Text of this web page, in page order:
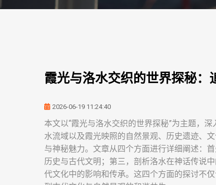
霞光与洛水交织的世界探秘
2026-06-19 11:24:40
本文以“霞光与洛水交织的世界探秘”为主题，
水流域以及霞光映照的自然景观、历史遗迹、
与神秘魅力。文章从四个方面进行详细阐述：
历史与古代文明；第三，剖析洛水在神话传说
代文化中的影响和传承。这四个方面的探讨不